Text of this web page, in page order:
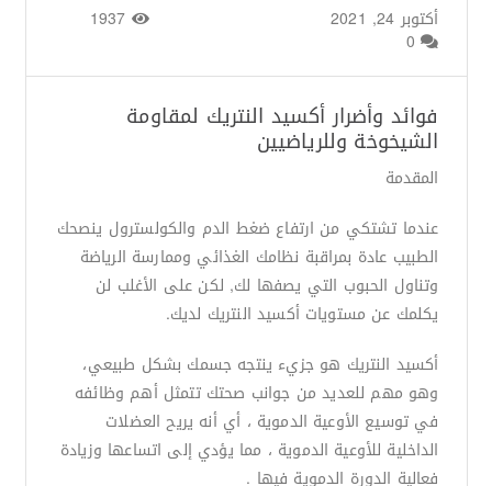
من طرف أكتوبر 24, 2021
0
فوائد وأضرار أكسيد النتريك لمقاومة
الشيخوخة وللرياضيين
المقدمة
عندما تشتكي من ارتفاع ضغط الدم والكولسترول ينصحك
الطبيب عادة بمراقبة نظامك الغذائي وممارسة الرياضة
وتناول الحبوب التي يصفها لك, لكن على الأغلب لن
يكلمك عن مستويات أكسيد النتريك لديك.
أكسيد النتريك هو جزيء ينتجه جسمك بشكل طبيعي،
وهو مهم للعديد من جوانب صحتك تتمثل أهم وظائفه
في توسيع الأوعية الدموية ، أي أنه يريح العضلات
الداخلية للأوعية الدموية ، مما يؤدي إلى اتساعها وزيادة
فعالية الدورة الدموية فيها .